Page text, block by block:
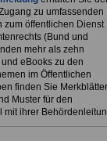
zu umfassenden
zum öffentlichen Dienst
(Bund und
mehr als zehn
eBooks zu den
im Öffentlichen
finden Sie
Muster für den
mit ihrer